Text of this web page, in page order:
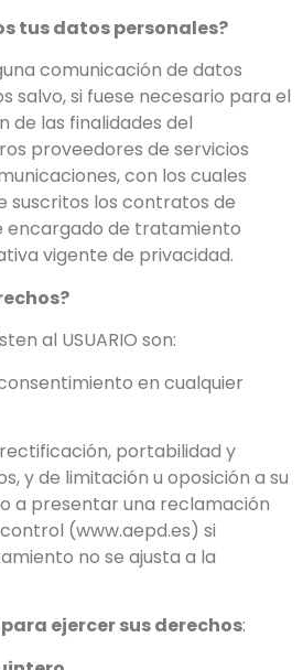
tus datos personales?
comunicación de datos
salvo, si fuese necesario para el
de las finalidades del
proveedores de servicios
con los cuales
suscritos los contratos de
encargado de tratamiento
vigente de privacidad.
al USUARIO son:
en cualquier
portabilidad y
y de limitación u oposición a su
a presentar una reclamación
(www.aepd.es) si
no se ajusta a la
ejercer sus derechos: